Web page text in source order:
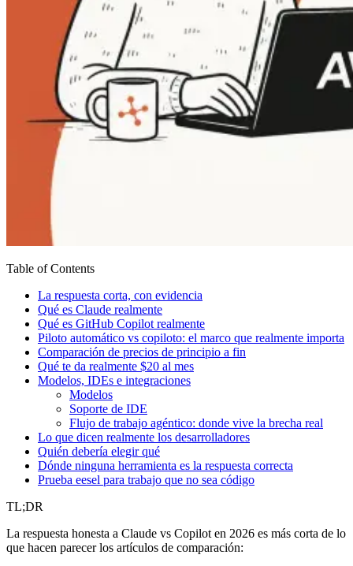
Table of Contents
La respuesta corta, con evidencia
Qué es Claude realmente
Qué es GitHub Copilot realmente
Piloto automático vs copiloto: el marco que realmente importa
Comparación de precios de principio a fin
Qué te da realmente $20 al mes
Modelos, IDEs e integraciones
Modelos
Soporte de IDE
Flujo de trabajo agéntico: donde vive la brecha real
Lo que dicen realmente los desarrolladores
Quién debería elegir qué
Dónde ninguna herramienta es la respuesta correcta
Prueba eesel para trabajo que no sea código
TL;DR
La respuesta honesta a Claude vs Copilot en 2026 es más corta de lo
que hacen parecer los artículos de comparación: